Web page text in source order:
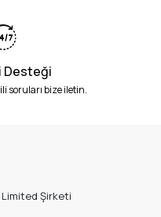
Desteği
soruları bize iletin.
Şirketi